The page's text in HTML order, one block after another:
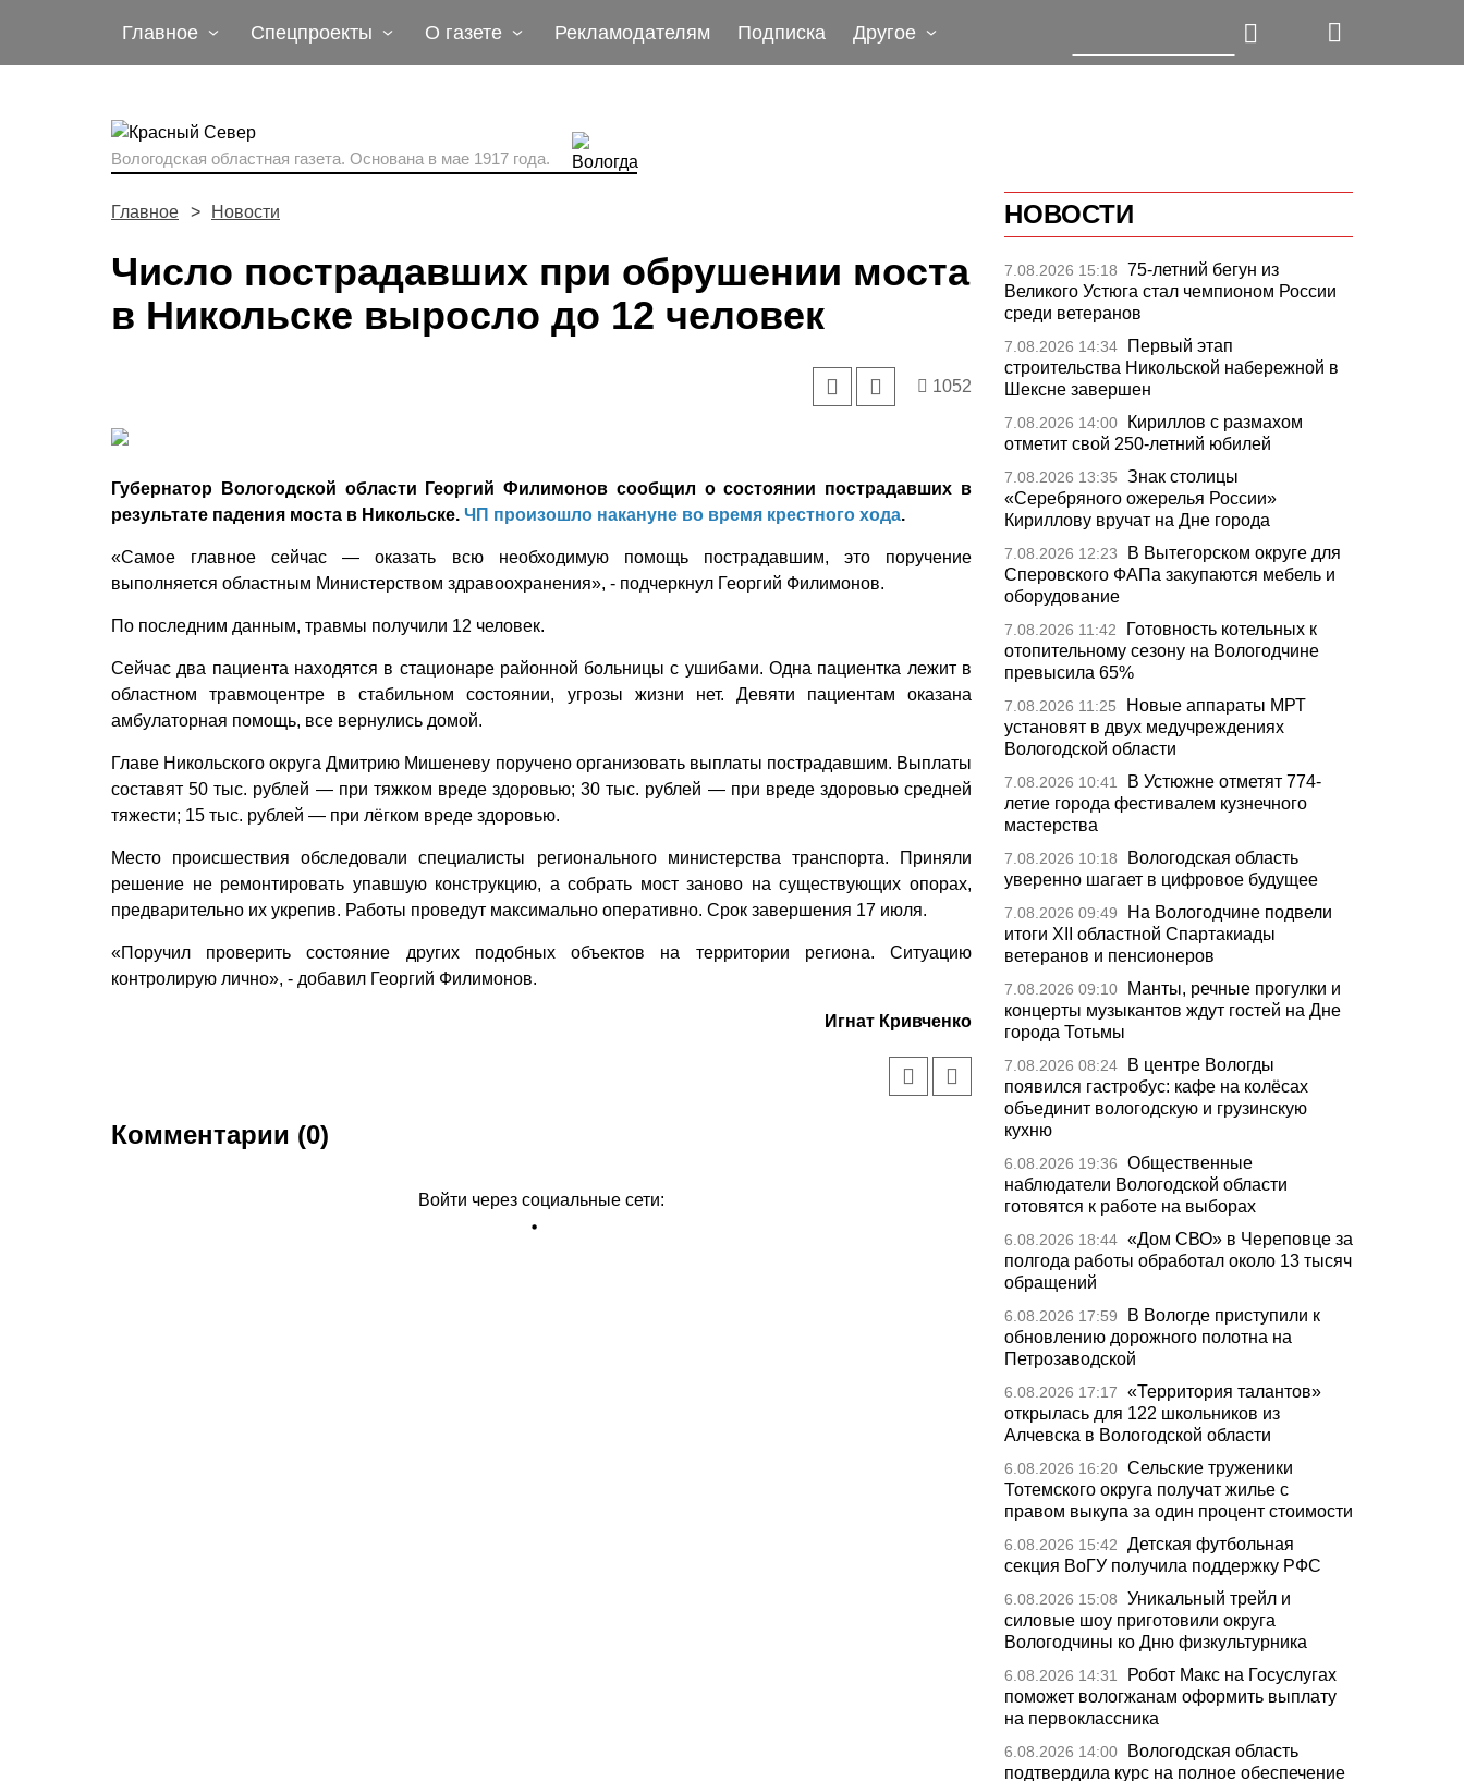
Главное Спецпроекты О газете Рекламодателям Подписка Другое
Вологодская областная газета. Основана в мае 1917 года.
Главное Новости
Число пострадавших при обрушении моста
в Никольске выросло до 12 человек
1052
Губернатор Вологодской области Георгий Филимонов сообщил о состоянии пострадавших в
результате падения моста в Никольске. ЧП произошло накануне во время крестного хода.
«Самое главное сейчас — оказать всю необходимую помощь пострадавшим, это поручение
выполняется областным Министерством здравоохранения», - подчеркнул Георгий Филимонов.
По последним данным, травмы получили 12 человек.
Сейчас два пациента находятся в стационаре районной больницы с ушибами. Одна пациентка лежит в
областном травмоцентре в стабильном состоянии, угрозы жизни нет. Девяти пациентам оказана
амбулаторная помощь, все вернулись домой.
Главе Никольского округа Дмитрию Мишеневу поручено организовать выплаты пострадавшим. Выплаты
составят 50 тыс. рублей — при тяжком вреде здоровью; 30 тыс. рублей — при вреде здоровью средней
тяжести; 15 тыс. рублей — при лёгком вреде здоровью.
Место происшествия обследовали специалисты регионального министерства транспорта. Приняли
решение не ремонтировать упавшую конструкцию, а собрать мост заново на существующих опорах,
предварительно их укрепив. Работы проведут максимально оперативно. Срок завершения 17 июля.
«Поручил проверить состояние других подобных объектов на территории региона. Ситуацию
контролирую лично», - добавил Георгий Филимонов.
Игнат Кривченко
Комментарии (0)
Войти через социальные сети:
НОВОСТИ
7.08.2026 15:18
75-летний бегун из
Великого Устюга стал чемпионом России
среди ветеранов
7.08.2026 14:34
Первый этап
строительства Никольской набережной в
Шексне завершен
7.08.2026 14:00
Кириллов с размахом
отметит свой 250-летний юбилей
7.08.2026 13:35
Знак столицы
«Серебряного ожерелья России»
Кириллову вручат на Дне города
7.08.2026 12:23
В Вытегорском округе для
Сперовского ФАПа закупаются мебель и
оборудование
7.08.2026 11:42
Готовность котельных к
отопительному сезону на Вологодчине
превысила 65%
7.08.2026 11:25
Новые аппараты МРТ
установят в двух медучреждениях
Вологодской области
7.08.2026 10:41
В Устюжне отметят 774-
летие города фестивалем кузнечного
мастерства
7.08.2026 10:18
Вологодская область
уверенно шагает в цифровое будущее
7.08.2026 09:49
На Вологодчине подвели
итоги XII областной Спартакиады
ветеранов и пенсионеров
7.08.2026 09:10
Манты, речные прогулки и
концерты музыкантов ждут гостей на Дне
города Тотьмы
7.08.2026 08:24
В центре Вологды
появился гастробус: кафе на колёсах
объединит вологодскую и грузинскую
кухню
6.08.2026 19:36
Общественные
наблюдатели Вологодской области
готовятся к работе на выборах
6.08.2026 18:44 «Дом СВО» в Череповце за
полгода работы обработал около 13 тысяч
обращений
6.08.2026 17:59
В Вологде приступили к
обновлению дорожного полотна на
Петрозаводской
6.08.2026 17:17
«Территория талантов»
открылась для 122 школьников из
Алчевска в Вологодской области
6.08.2026 16:20 Сельские труженики
Тотемского округа получат жилье с
правом выкупа за один процент стоимости
6.08.2026 15:42
Детская футбольная
секция ВоГУ получила поддержку РФС
6.08.2026 15:08
Уникальный трейл и
силовые шоу приготовили округа
Вологодчины ко Дню физкультурника
6.08.2026 14:31
Робот Макс на Госуслугах
поможет вологжанам оформить выплату
на первоклассника
6.08.2026 14:00
Вологодская область
подтвердила курс на полное обеспечение